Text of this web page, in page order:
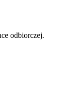
odbiorczej.